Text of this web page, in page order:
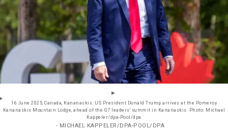
16 June 2025, Canada, Kananaskis: US President Donald Trump arrives at the Pomeroy
Kananaskis Mountain Lodge, ahead of the G7 leaders' summit in Kananaskis. Photo: Michael
Kappeler/dpa-Pool/dpa
- MICHAEL KAPPELER/DPA-POOL/DPA